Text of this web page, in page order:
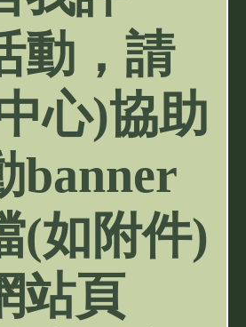
動，請
心)協助
banner
(如附件)
站頁